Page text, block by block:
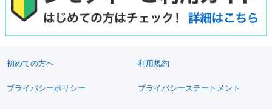
初めての方へ 利用規約
プライバシーポリシー プライバシーステートメント